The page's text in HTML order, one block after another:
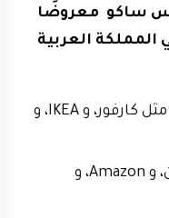
ساكو معروضًا
المملكة العربية
مثل كارفور، و IKEA، و
مثل نون، و Amazon، و